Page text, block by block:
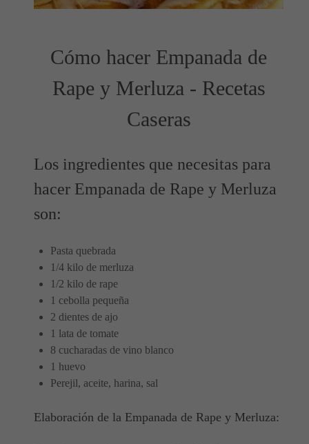
Cómo hacer Empanada de
Rape y Merluza - Recetas
Caseras
Los ingredientes que necesitas para
hacer Empanada de Rape y Merluza
son:
Pasta quebrada
1/4 kilo de merluza
1/2 kilo de rape
1 cebolla pequeña
2 dientes de ajo
1 lata de tomate
8 cucharadas de vino blanco
1 huevo
Perejil, aceite, harina, sal
Elaboración de la Empanada de Rape y Merluza: